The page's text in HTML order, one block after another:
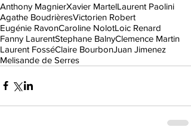
Anthony MagnierXavier MartelLaurent Paolini
Agathe BoudrièresVictorien Robert
Eugénie RavonCaroline NolotLoic Renard
Fanny LaurentStephane BalnyClemence Martin
Laurent FosséClaire BourbonJuan Jimenez
Melisande de Serres